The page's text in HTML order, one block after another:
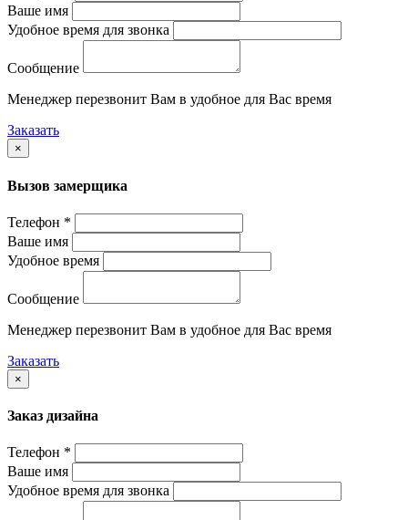
Ваше имя
Удобное время для звонка
Сообщение
Менеджер перезвонит Вам в удобное для Вас время
Заказать
×
Вызов замерщика
Телефон *
Ваше имя
Удобное время
Сообщение
Менеджер перезвонит Вам в удобное для Вас время
Заказать
×
Заказ дизайна
Телефон *
Ваше имя
Удобное время для звонка